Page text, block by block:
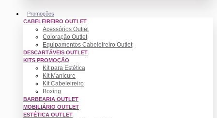
Promoções
CABELEIREIRO OUTLET
Acessórios Outlet
Coloração Outlet
Equipamentos Cabeleireiro Outlet
DESCARTÁVEIS OUTLET
KITS PROMOÇÃO
Kit para Estética
Kit Manicure
Kit Cabeleireiro
Boxing
BARBEARIA OUTLET
MOBILIÁRIO OUTLET
ESTÉTICA OUTLET